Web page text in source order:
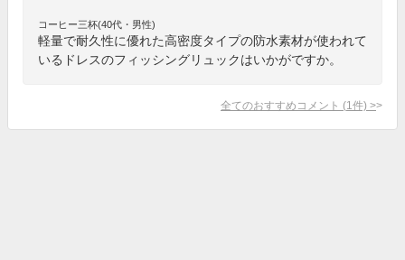
コーヒー三杯(40代・男性)
軽量で耐久性に優れた高密度タイプの防水素材が使われて
いるドレスのフィッシングリュックはいかがですか。
全てのおすすめコメント (1 件) >